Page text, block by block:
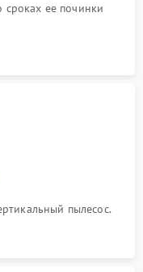
ее починки
пылесос.